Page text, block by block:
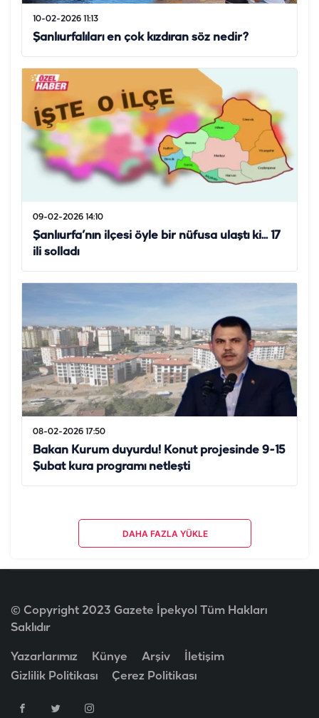
10-02-2026 11:13
Şanlıurfalıları en çok kızdıran söz nedir?
09-02-2026 14:10
Şanlıurfa’nın ilçesi öyle bir nüfusa ulaştı ki... 17
ili solladı
08-02-2026 17:50
Bakan Kurum duyurdu! Konut projesinde 9-15
Şubat kura programı netleşti
DAHA FAZLA YÜKLE
© Copyright 2023 Gazete İpekyol Tüm Hakları
Saklıdır
Yazarlarımız Künye Arşiv
İletişim
Gizlilik Politikası
Çerez Politikası